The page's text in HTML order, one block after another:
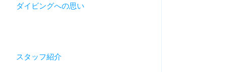
ダイビングへの思い
スタッフ紹介